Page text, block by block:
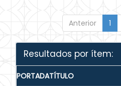
Anterior 1
Resultados por ítem:
PORTADATÍTULO